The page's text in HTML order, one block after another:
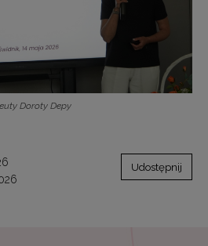
Doroty Depy
Udostępnij